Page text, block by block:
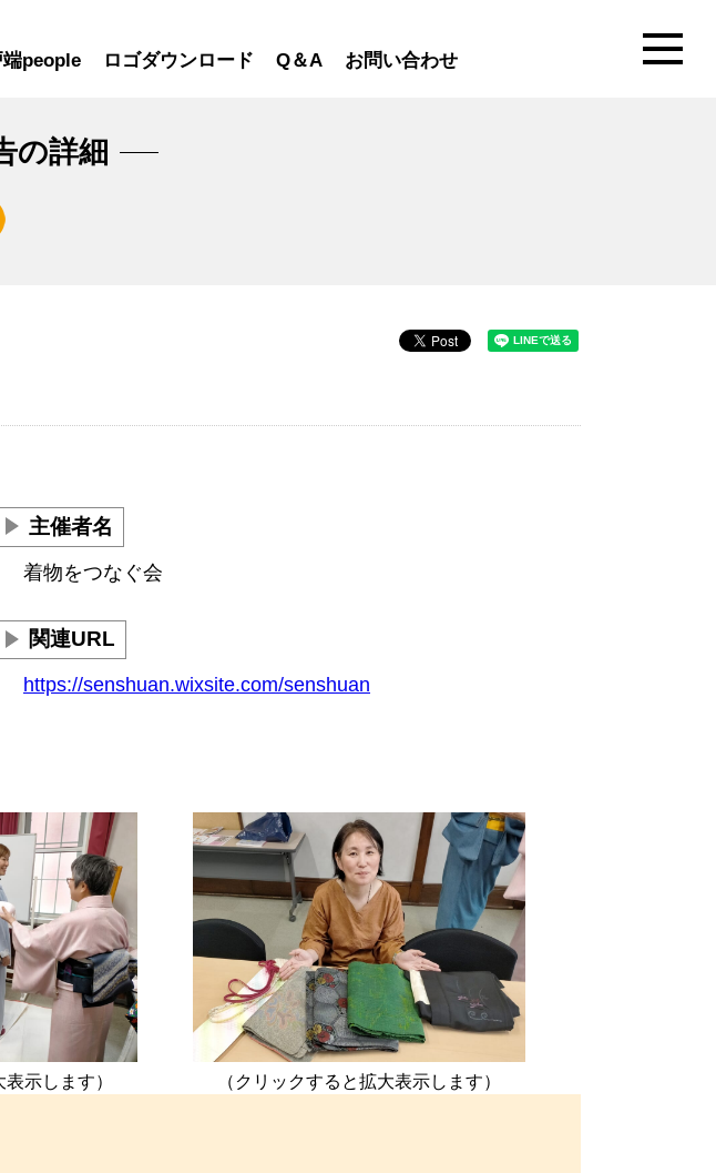
people ロゴダウンロード Q＆A お問い合わせ
の詳細
主催者名
着物をつなぐ会
関連URL
https://senshuan.wixsite.com/senshuan
示します） （クリックすると拡大表示します）